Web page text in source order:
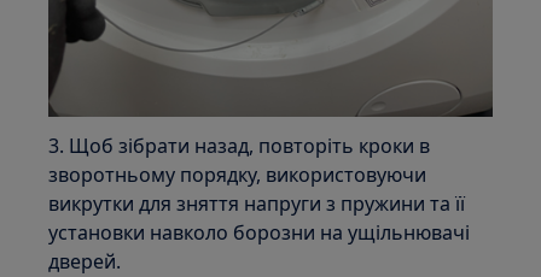
3. Щоб зібрати назад, повторіть кроки в
зворотньому порядку, використовуючи
викрутки для зняття напруги з пружини та її
установки навколо борозни на ущільнювачі
дверей.